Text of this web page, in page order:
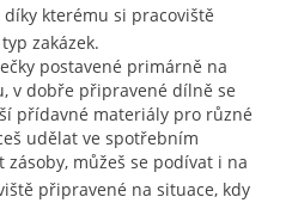
díky kterému si pracoviště
zakázek.
postavené primárně na
v dobře připravené dílně se
přídavné materiály pro různé
udělat ve spotřebním
můžeš se podívat i na
připravené na situace, kdy